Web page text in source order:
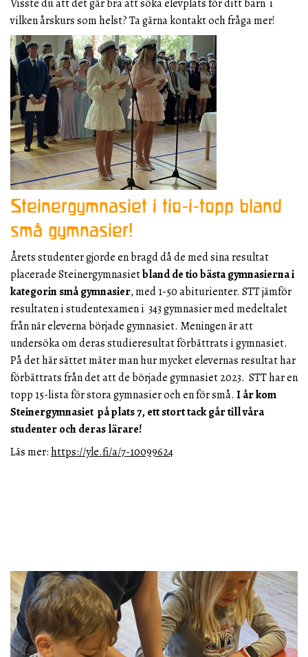
Visste du att det går bra att söka elevplats för ditt barn i
vilken årskurs som helst? Ta gärna kontakt och fråga mer!
Steinergymnasiet i tio-i-topp bland
små gymnasier!
Årets studenter gjorde en bragd då de med sina resultat
placerade Steinergymnasietbland de tio bästa gymnasierna i
kategorin små gymnasier, med 1-50 abiturienter. STT jämför
resultaten i studentexamen i 343 gymnasier med medeltalet
från när eleverna började gymnasiet. Meningen är att
undersöka om deras studieresultat förbättrats i gymnasiet.
På det här sättet mäter man hur mycket elevernas resultat har
förbättrats från det att de började gymnasiet 2023. STT har en
topp 15-lista för stora gymnasier och en för små. I år kom
Steinergymnasiet på plats 7, ett stort tack går till våra
studenter och deras lärare!
Läs mer:https://yle.fi/a/7-10099624